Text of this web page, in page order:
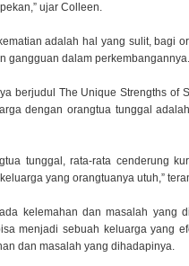
ujar Colleen.
adalah hal yang sulit, bagi
gangguan dalam perkembangannya.
berjudul The Unique Strengths of
dengan orangtua tunggal
tunggal, rata-rata cenderung
yang orangtuanya utuh,”
kelemahan dan masalah yang
menjadi sebuah keluarga yang
dan masalah yang dihadapinya.